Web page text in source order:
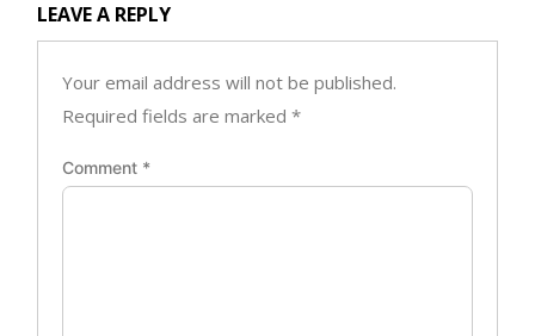
LEAVE A REPLY
Your email address will not be published.
Required fields are marked*
Comment *